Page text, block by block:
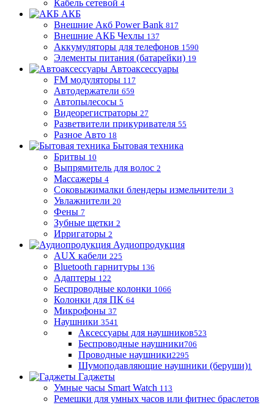
Кабель сетевой 4
АКБ
Внешние Акб Power Bank 817
Внешние АКБ Чехлы 137
Аккумуляторы для телефонов 1590
Элементы питания (батарейки) 19
Автоаксессуары
FM модуляторы 117
Автодержатели 659
Автопылесосы 5
Видеорегистраторы 27
Разветвители прикуривателя 55
Разное Авто 18
Бытовая техника
Бритвы 10
Выпрямитель для волос 2
Массажеры 4
Соковыжималки блендеры измельчители 3
Увлажнители 20
Фены 7
Зубные щетки 2
Ирригаторы 2
Аудиопродукция
AUX кабели 225
Bluetooth гарнитуры 136
Адаптеры 122
Беспроводные колонки 1066
Колонки для ПК 64
Микрофоны 37
Наушники 3541
Аксессуары для наушников523
Беспроводные наушники706
Проводные наушники2295
Шумоподавляющие наушники (беруши)1
Гаджеты
Умные часы Smart Watch 113
Ремешки для умных часов или фитнес браслетов